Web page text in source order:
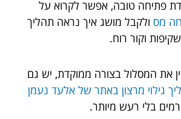
פתיחה טובה, אפשר לקרוא על
מס ולקבל מושג איך נראה תהליך
וקור רוח.
את המסלול בצורה ממוקדת, יש גם
גילוי מרצון באתר של אלעד נעמן
בלי רעש מיותר.